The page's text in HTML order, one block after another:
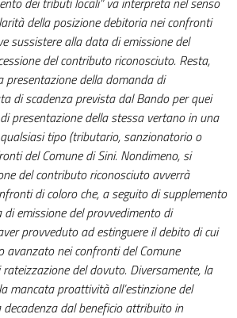
della posizione debitoria nei confronti
sussistere alla data di emissione del
del contributo riconosciuto. Resta,
della domanda di
di scadenza prevista dal Bando per quei
presentazione della stessa vertano in una
tipo (tributario, sanzionatorio o
del Comune di Sini. Nondimeno, si
del contributo riconosciuto avverrà
di coloro che, a seguito di supplemento
emissione del provvedimento di
provveduto ad estinguere il debito di cui
nei confronti del Comune
del dovuto. Diversamente, la
mancata proattività all’estinzione del
dal beneficio attribuito in